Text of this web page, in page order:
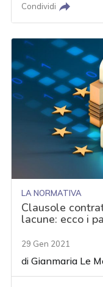
Condividi
LA NORMATIVA
Clausole
lacune: ecco i
29 Gen 2021
diGianmaria Le